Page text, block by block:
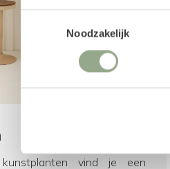
Noodzakelijk
vind je een